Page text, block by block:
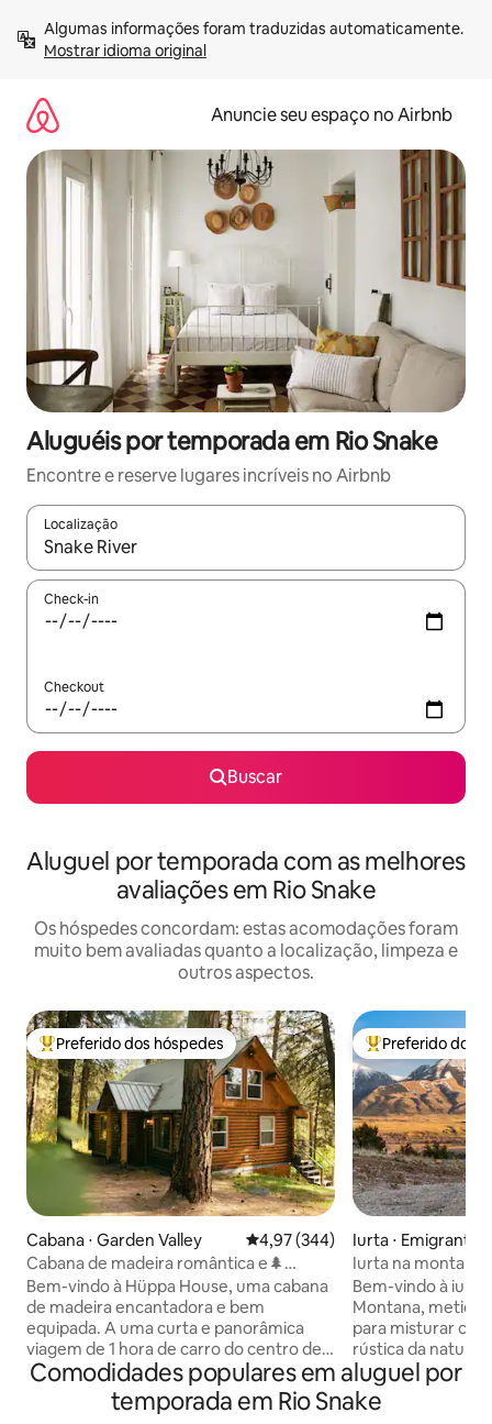
para
Mostrar idioma original
Anuncie seu espaço no Airbnb
Aluguéis por temporada em Rio Snake
Encontre e reserve lugares incríveis no Airbnb
Localização
Quando os resultados estiverem disponíveis, explore-os
Check-in
Checkout
Buscar
Aluguel por temporada com as melhores
avaliações em Rio Snake
Os hóspedes concordam: estas acomodações foram
muito bem avaliadas quanto a localização, limpeza e
outros aspectos.
Entre os melhores preferidos dos hóspedes
Preferido dos hóspedes
Cabana ⋅ Garden Valley 4,97 de uma avaliação média de
4,97 (344)
Cabana de madeira romântica e🌲
moderna com 2 camas na floresta 🪵
Bem-vindo à Hüppa House, uma cabana
de madeira encantadora e bem
equipada. A uma curta e panorâmica
viagem de 1 hora de carro do centro de
Boise até este oásis entre os pinheiros,
recentemente atualizado com
comodidades modernas, como
Entre os
Preferido dos
Iurta ⋅ Emigrant
Iurta na
Yellowstone da
Bem-vindo à
Montana,
para misturar
rústica da
Montana.
tirar o fôlego de
em 35 acres,
Comodidades populares em aluguel por
temporada em Rio Snake